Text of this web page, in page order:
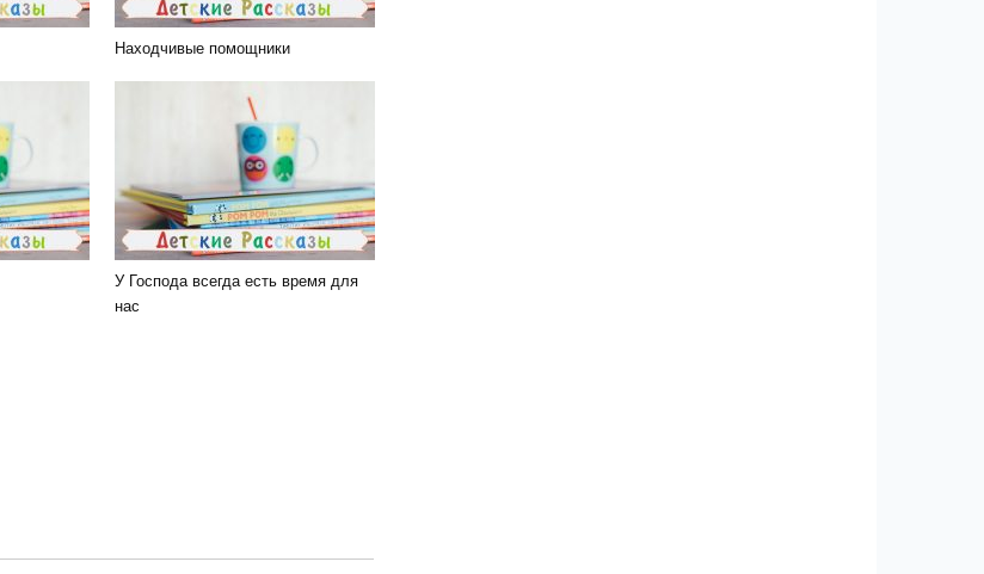
Находчивые помощники
У Господа всегда есть время для
нас